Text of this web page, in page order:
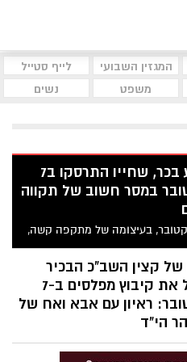
המגזין השבועי
לייף סטייל
משפט נשים
אבידע בכר, שחייו התרסקו ב7
במסר חשוב של תקווה
בעיצומה של מתקפה קשה,
בכר עם משפחתו בממ"ד ביתם
בארי. בעודם ממתינים לשוך הירי,
את קירות הממ"ד. אשתו
דנה, ובנו הצעיר, כרמל, נהרגו מול
עצמו נפצע באורח קשה ואיבד את
התקווה בליבו נותרה איתנה.
של קצין השב"כ הבכיר
שהציל את קיבוץ מפלסים ב-7
ראיון עם אבא ואח של
הי"ד
גיבור אמיתי מהחיים, נפל בקרב